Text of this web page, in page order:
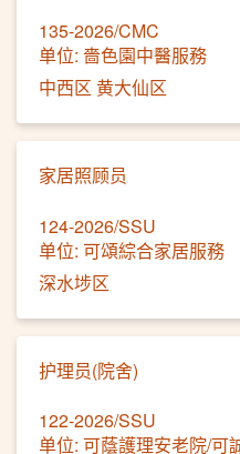
135-2026/CMC
单位: 嗇色園中醫服務
中西区 黄大仙区
家居照顾员
124-2026/SSU
单位: 可頌綜合家居服務
深水埗区
护理员(院舍)
122-2026/SSU
单位: 可蔭護理安老院/可